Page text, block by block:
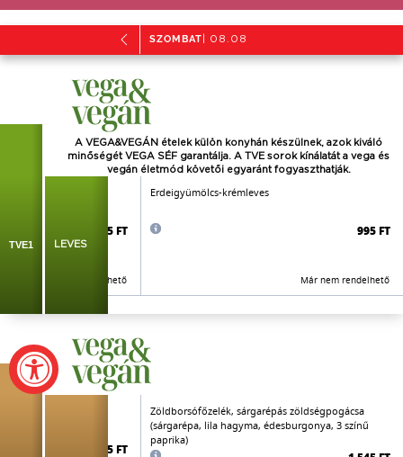
SZOMBAT | 08.08
A VEGA&VEGÁN ételek külön konyhán készülnek, azok kiváló
minőségét VEGA SÉF garantálja. A TVE sorok kínálatát a vega és
vegán életmód követői egyarántfogyaszthatják.
TVE1 LEVES
695 FT
Már nem rendelhető
Erdeigyümölcs-krémleves
995 FT
Már nem rendelhető
1.595 FT
Zöldborsófőzelék, sárgarépás zöldségpogácsa
(sárgarépa, lila hagyma, édesburgonya, 3 színű
paprika)